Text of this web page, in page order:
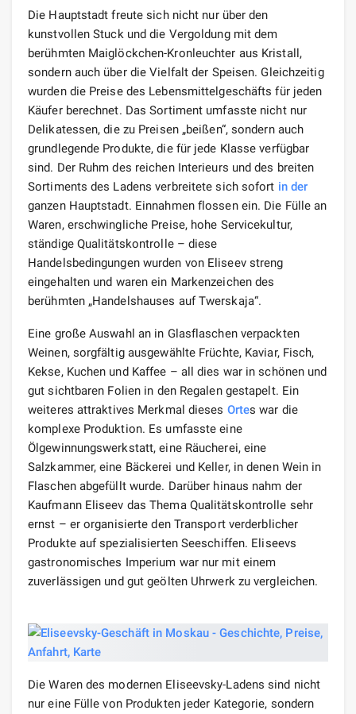
Die Hauptstadt freute sich nicht nur über den
kunstvollen Stuck und die Vergoldung mit dem
berühmten Maiglöckchen-Kronleuchter aus Kristall,
sondern auch über die Vielfalt der Speisen. Gleichzeitig
wurden die Preise des Lebensmittelgeschäfts für jeden
Käufer berechnet. Das Sortiment umfasste nicht nur
Delikatessen, die zu Preisen „beißen“, sondern auch
grundlegende Produkte, die für jede Klasse verfügbar
sind. Der Ruhm des reichen Interieurs und des breiten
Sortiments des Ladens verbreitete sich sofort in der
ganzen Hauptstadt. Einnahmen flossen ein. Die Fülle an
Waren, erschwingliche Preise, hohe Servicekultur,
ständige Qualitätskontrolle – diese
Handelsbedingungen wurden von Eliseev streng
eingehalten und waren ein Markenzeichen des
berühmten „Handelshauses auf Twerskaja“.
Eine große Auswahl an in Glasflaschen verpackten
Weinen, sorgfältig ausgewählte Früchte, Kaviar, Fisch,
Kekse, Kuchen und Kaffee – all dies war in schönen und
gut sichtbaren Folien in den Regalen gestapelt. Ein
weiteres attraktives Merkmal dieses Ortes war die
komplexe Produktion. Es umfasste eine
Ölgewinnungswerkstatt, eine Räucherei, eine
Salzkammer, eine Bäckerei und Keller, in denen Wein in
Flaschen abgefüllt wurde. Darüber hinaus nahm der
Kaufmann Eliseev das Thema Qualitätskontrolle sehr
ernst – er organisierte den Transport verderblicher
Produkte auf spezialisierten Seeschiffen. Eliseevs
gastronomisches Imperium war nur mit einem
zuverlässigen und gut geölten Uhrwerk zu vergleichen.
Die Waren des modernen Eliseevsky-Ladens sind nicht
nur eine Fülle von Produkten jeder Kategorie, sondern